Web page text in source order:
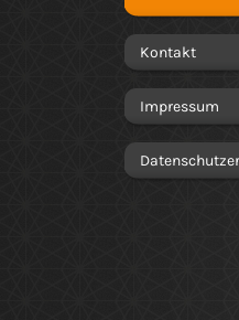
Kontakt
Impressum